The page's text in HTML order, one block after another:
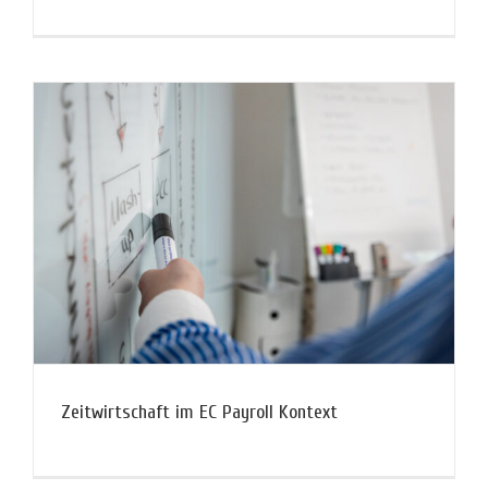
Zeitwirtschaft im EC Payroll Kontext